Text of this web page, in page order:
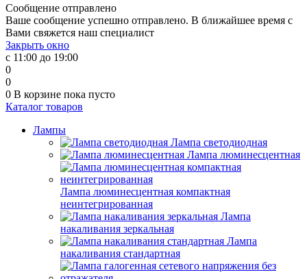
Сообщение отправлено
Ваше сообщение успешно отправлено. В ближайшее время с
Вами свяжется наш специалист
Закрыть окно
с 11:00 до 19:00
0
0
0 В корзине пока пусто
Каталог товаров
Лампы
Лампа светодиодная
Лампа люминесцентная
Лампа люминесцентная компактная
неинтегрированная
Лампа
накаливания зеркальная
Лампа
накаливания стандартная